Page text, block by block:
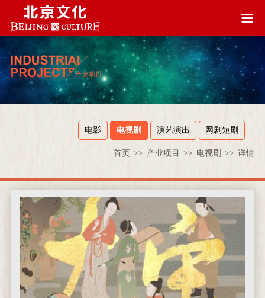
电影 电视剧 演艺演出 网剧短剧
首页 >> 产业项目 >> 电视剧 >> 详情